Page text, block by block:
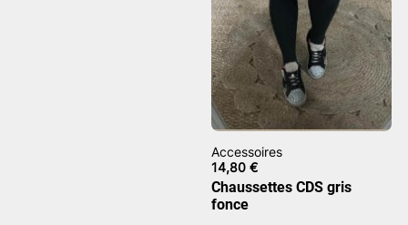
Accessoires
14,80€
Chaussettes CDS gris
fonce